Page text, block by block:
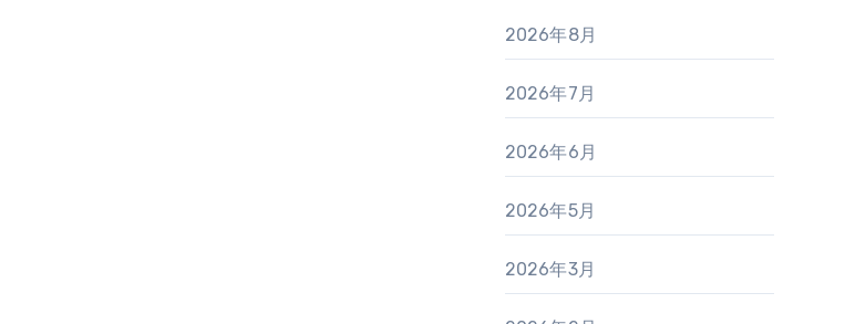
2026年8月
2026年7月
2026年6月
2026年5月
2026年3月